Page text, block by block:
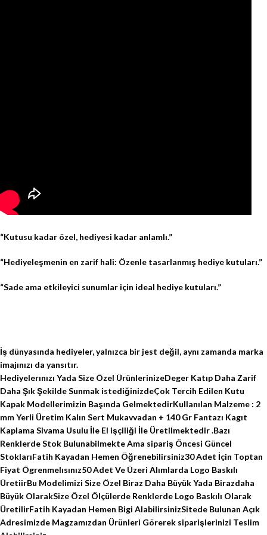
“Kutusu kadar özel, hediyesi kadar anlamlı.”
“Hediyeleşmenin en zarif hali: Özenle tasarlanmış hediye kutuları.”
“Sade ama etkileyici sunumlar için ideal hediye kutuları.”
İş dünyasında hediyeler, yalnızca bir jest değil, aynı zamanda marka
imajınızı da yansıtır.
Hediyelerınızı Yada Size Özel ÜrünlerinizeDeger Katıp Daha Zarif
Daha Şık Şekilde Sunmak istediğinizdeÇok Tercih Edilen Kutu
Kapak Modellerimizin Başında GelmektedirKullanılan Malzeme : 2
mm Yerli Üretim Kalın Sert Mukavvadan + 140 Gr Fantazı Kagıt
Kaplama Sivama Usulu İle El işçiliği İle Üretilmektedir .Bazı
Renklerde Stok Bulunabilmekte Ama sipariş Öncesi Güncel
StoklarıFatih Kayadan Hemen Öğrenebilirsiniz30 Adet İçin Toptan
Fiyat Ögrenmelısınız50 Adet Ve Üzeri Alımlarda Logo Baskılı
ÜretiirBu Modelimizi Size Özel Biraz Daha Büyük Yada Birazdaha
Büyük OlarakSize Özel Ölçülerde Renklerde Logo Baskılı Olarak
ÜretilirFatih Kayadan Hemen Bigi AlabilirsinizSitede Bulunan Açık
Adresimizde Magzamızdan Ürünleri Görerek siparişlerinizi Teslim